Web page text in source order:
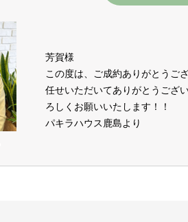
芳賀様
この度は、ご成約ありがとうご
任せいただいてありがとうござ
ろしくお願いいたします！！
パキラハウス鹿島より